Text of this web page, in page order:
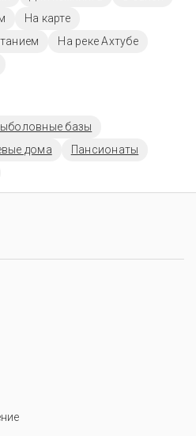
На карте
На реке Ахтубе
базы
дома
Пансионаты